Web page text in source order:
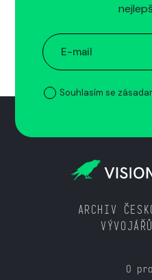
Souhlasím se
ARCHIV
O